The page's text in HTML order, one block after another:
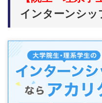
インターンシッ